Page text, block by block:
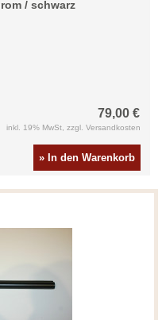
/ schwarz
79,00 €
inkl. 19% MwSt, zzgl. Versandkosten
» In den Warenkorb